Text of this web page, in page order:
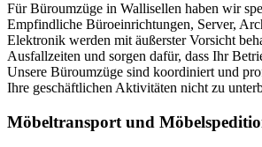
Für Büroumzüge in Wallisellen haben wir
Empfindliche Büroeinrichtungen, Server,
Elektronik werden mit äußerster Vorsicht
Ausfallzeiten und sorgen dafür, dass Ihr
Unsere Büroumzüge sind koordiniert und
Ihre geschäftlichen Aktivitäten nicht zu
Möbeltransport und